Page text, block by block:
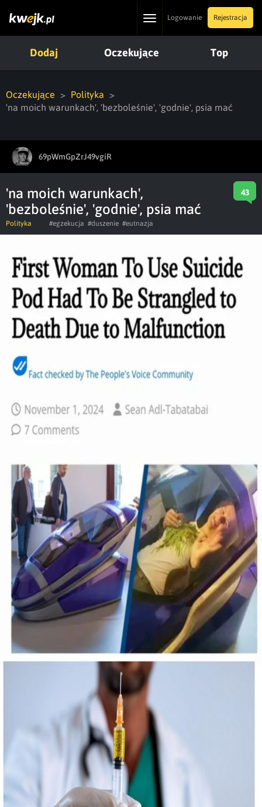
ToggleLogowanie Rejestracja
Dodaj Oczekujące Top
Oczekujące
Polityka
'na moich warunkach', 'bezboleśnie', 'godnie', psia mać
69pWmGpZrJ49vgiR
'na moich warunkach',
'bezboleśnie', 'godnie', psia mać
43
Polityka #egzekucja #duszenie #eutnazja